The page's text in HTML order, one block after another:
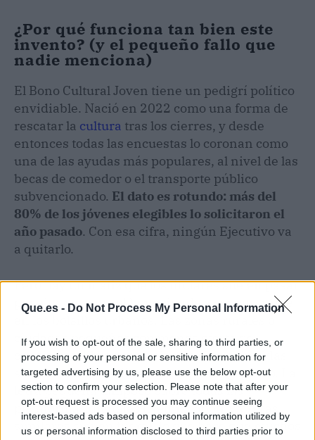
Que.es - Do Not Process My Personal Information
If you wish to opt-out of the sale, sharing to third parties, or
processing of your personal or sensitive information for
targeted advertising by us, please use the below opt-out
section to confirm your selection. Please note that after your
opt-out request is processed you may continue seeing
interest-based ads based on personal information utilized by
us or personal information disclosed to third parties prior to
¿Por qué funciona tan bien este
invento? (y el pequeño fallo que
nadie menciona)
El Bono Cultural Joven tiene un pedigrí político
envidiable. Nació en 2022 como una forma de
rescatar la cultura tras los cierres, y desde
entonces todas las encuestas lo coronan como
una de las ayudas más populares, al nivel de las
becas de comedor o el transporte público
subvencionado. El dato es rotundo: más del
80% de los jóvenes elegibles lo solicitaron el
año pasado. Con esa cifra, ningún Ejecutivo va
a quitarlo.
Pero hay un matiz que los titulares suelen pasar
por alto, y es que el bono tiende a concentrarse
ciudades pequeñas con menos oferta de
conciertos, librerías y salas de cine adheridas
se quedan con el dinero sin apenas gastarlo. La
letra pequeña tampoco cubre todas las
plataformas digitales (Netflix, Spotify y otras
similares siguen fuera), lo que hace que muchos